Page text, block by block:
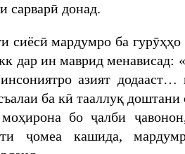
сарварӣ донад.
сиёсӣ мардумро ба
дар ин маврид менависад:
азият додааст…
ба кӣ тааллуқ
моҳирона бо ҷалби
ҷомеа кашида,